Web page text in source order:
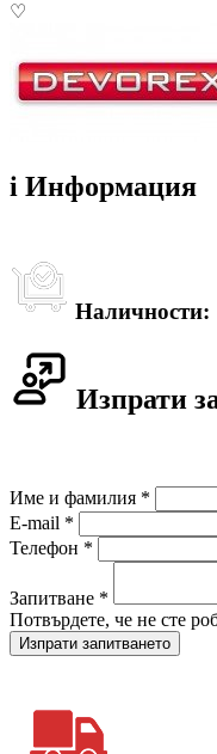
♡
i Информация
Наличности:
Изпрати
Име и фамилия *
E-mail *
Телефон *
Запитване *
Потвърдете, че не сте